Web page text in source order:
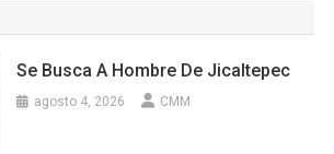
Se Busca A Hombre De Jicaltepec
agosto 4, 2026 CMM